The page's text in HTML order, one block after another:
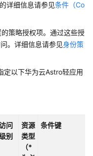
详细信息请参见条件（Co
策略授权项。通过这些授
。详细信息请参见身份策
定以下华为云Astro轻应用
问
别
资源
类型
（*
条件键